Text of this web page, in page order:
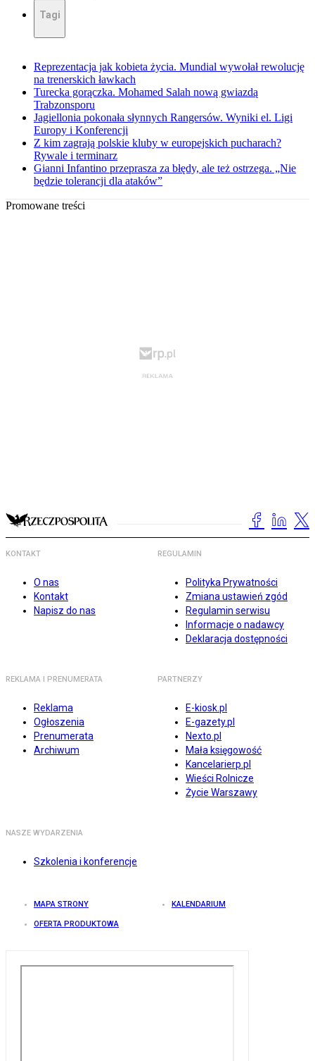
Tagi
Reprezentacja jak kobieta życia. Mundial wywołał rewolucję
na trenerskich ławkach
Turecka gorączka. Mohamed Salah nową gwiazdą
Trabzonsporu
Jagiellonia pokonała słynnych Rangersów. Wyniki el. Ligi
Europy i Konferencji
Z kim zagrają polskie kluby w europejskich pucharach?
Rywale i terminarz
Gianni Infantino przeprasza za błędy, ale też ostrzega. „Nie
będzie tolerancji dla ataków”
Promowane treści
KONTAKT
O nas
Kontakt
Napisz do nas
REGULAMIN
Polityka Prywatności
Zmiana ustawień zgód
Regulamin serwisu
Informacje o nadawcy
Deklaracja dostępności
REKLAMA I PRENUMERATA
Reklama
Ogłoszenia
Prenumerata
Archiwum
PARTNERZY
E-kiosk.pl
E-gazety.pl
Nexto.pl
Mała księgowość
Kancelarierp.pl
Wieści Rolnicze
Życie Warszawy
NASZE WYDARZENIA
Szkolenia i konferencje
MAPA STRONY KALENDARIUM
OFERTA PRODUKTOWA